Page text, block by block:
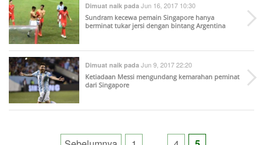
Dimuat naik pada Jun 16, 2017 10:30
Sundram kecewa pemain Singapore hanya
berminat tukar jersi dengan bintang Argentina
Dimuat naik pada Jun 9, 2017 22:20
Ketiadaan Messi mengundang kemarahan peminat
dari Singapore